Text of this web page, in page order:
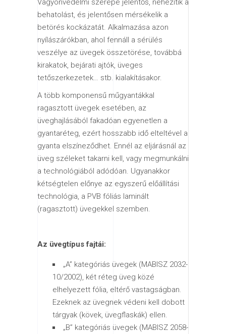
Vagyonvédelmi szerepe jelentős, nehezítik a
behatolást, és jelentősen mérsékelik a
betörés kockázatát. Alkalmazása azon
nyílászárókban, ahol fennáll a sérülés
veszélye az üvegek összetörése, továbbá
kirakatok, bejárati ajtók, üveges
tetőszerkezetek… stb. kialakításakor.
A több komponensű műgyantákkal
ragasztott üvegek esetében, az
üveghajlásából fakadóan egyenetlen a
gyantaréteg, ezért hosszabb idő elteltével a
gyanta elszíneződhet. Ennél az eljárásnál az
üveg széleket takarni kell, vagy megmunkálni
a technológiából adódóan. Ugyanakkor
kétségtelen előnye az egyszerű előállítási
technológia, a PVB fóliás laminált
(ragasztott) üvegekkel szemben.
Az üvegtípus fajtái:
„A” kategóriás üvegek (MABISZ 2032-
10/2002), két réteg üveg közé
elhelyezett fólia, eltérő vastagságban.
Ezeknek az üvegnek védeni kell dobott
tárgyak (kövek, üvegflaskák) ellen.
„B” kategóriás üvegek (MABISZ 2058-